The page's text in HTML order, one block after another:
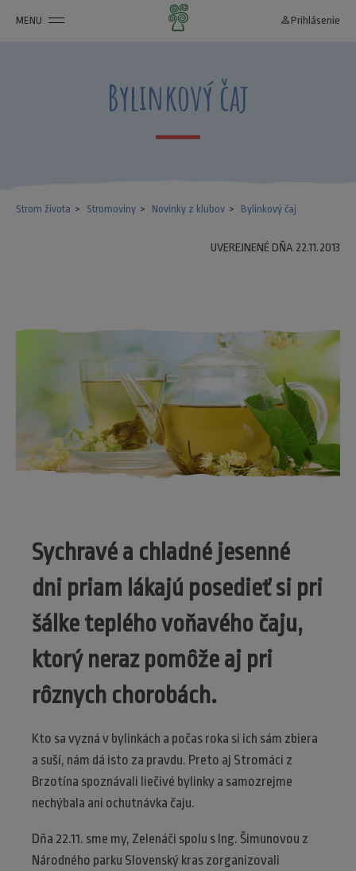
MENU person_outline Prihlásenie
Bylinkový čaj
Strom života Stromoviny Novinky z klubov Bylinkový čaj
UVEREJNENÉ DŇA 22.11.2013
Sychravé a chladné jesenné
dni priam lákajú posedieť si pri
šálke teplého voňavého čaju,
ktorý neraz pomôže aj pri
rôznych chorobách.
Kto sa vyzná v bylinkách a počas roka si ich sám zbiera
a suší, nám dá isto za pravdu. Preto aj Stromáci z
Brzotína spoznávali liečivé bylinky a samozrejme
nechýbala ani ochutnávka čaju.
Dňa 22.11. sme my, Zelenáči spolu s Ing. Šimunovou z
Národného parku Slovenský kras zorganizovali